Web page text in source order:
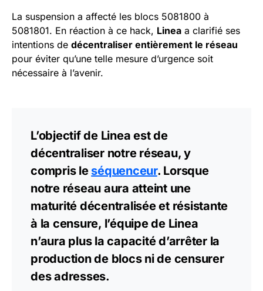
La suspension a affecté les blocs 5081800 à
5081801. En réaction à ce hack, Linea a clarifié ses
intentions de décentraliser entièrement le réseau
pour éviter qu’une telle mesure d’urgence soit
nécessaire à l’avenir.
L’objectif de Linea est de
décentraliser notre réseau, y
compris le séquenceur. Lorsque
notre réseau aura atteint une
maturité décentralisée et résistante
à la censure, l’équipe de Linea
n’aura plus la capacité d’arrêter la
production de blocs ni de censurer
des adresses.